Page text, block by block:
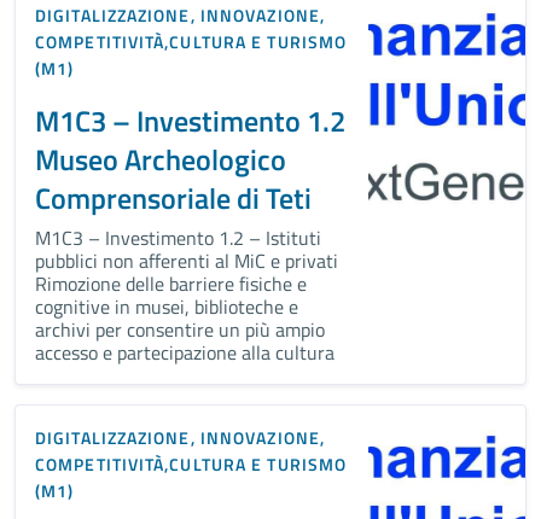
DIGITALIZZAZIONE, INNOVAZIONE,
COMPETITIVITÀ,CULTURA E TURISMO
(M1)
M1C3 – Investimento 1.2
Museo Archeologico
Comprensoriale di Teti
M1C3 – Investimento 1.2 – Istituti
pubblici non afferenti al MiC e privati
Rimozione delle barriere fisiche e
cognitive in musei, biblioteche e
archivi per consentire un più ampio
accesso e partecipazione alla cultura
DIGITALIZZAZIONE, INNOVAZIONE,
COMPETITIVITÀ,CULTURA E TURISMO
(M1)